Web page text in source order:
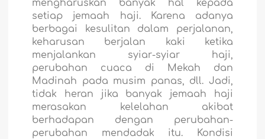
mengharuskan banyak hal kepada
setiap jemaah haji. Karena adanya
berbagai kesulitan dalam perjalanan,
keharusan berjalan kaki ketika
menjalankan syiar-syiar haji,
perubahan cuaca di Mekah dan
Madinah pada musim panas, dll. Jadi,
tidak heran jika banyak jemaah haji
merasakan kelelahan akibat
berhadapan dengan perubahan-
perubahan mendadak itu. Kondisi